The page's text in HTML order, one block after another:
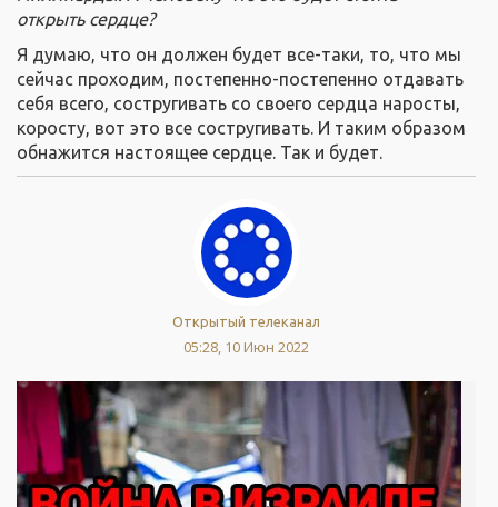
открыть сердце?
Я думаю, что он должен будет все-таки, то, что мы
сейчас проходим, постепенно-постепенно отдавать
себя всего, состругивать со своего сердца наросты,
коросту, вот это все состругивать. И таким образом
обнажится настоящее сердце. Так и будет.
Открытый телеканал
05:28, 10 Июн 2022